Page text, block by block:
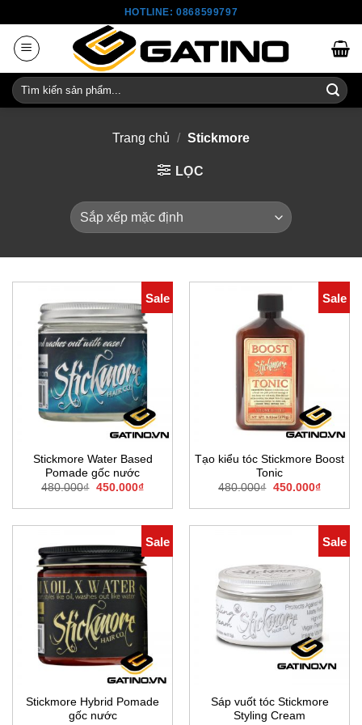
content
HOTLINE: 0868599797
Tìm
kiếm:
Trang chủ / Stickmore
LỌC
Sale
Stickmore Water Based
Pomade gốc nước
480.000₫ Giá
là:
450.000₫Giá
tại
450.000₫.
Sale
Tạo kiểu tóc Stickmore Boost
Tonic
480.000₫ Giá
là:
450.000₫Giá
tại
Sale
Stickmore Hybrid Pomade
gốc nước
Sale
Sáp vuốt tóc Stickmore
Styling Cream